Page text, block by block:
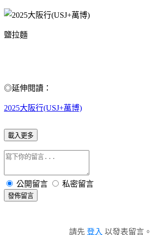
鹽拉麵
◎延伸閱讀：
2025大阪行(USJ+萬博)
載入更多
公開留言 私密留言
發佈留言
請先 登入 以發表留言。